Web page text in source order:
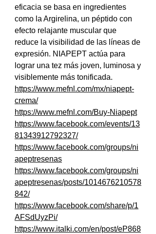
eficacia se basa en ingredientes
como la Argirelina, un péptido con
efecto relajante muscular que
reduce la visibilidad de las líneas de
expresión. NIAPEPT actúa para
lograr una tez más joven, luminosa y
visiblemente más tonificada.
https://www.mefnl.com/mx/niapept-
crema/
https://www.mefnl.com/Buy-Niapept
https://www.facebook.com/events/13
81343912792327/
https://www.facebook.com/groups/ni
apeptresenas
https://www.facebook.com/groups/ni
apeptresenas/posts/1014676210578
842/
https://www.facebook.com/share/p/1
AFSdUyzPi/
https://www.italki.com/en/post/eP868